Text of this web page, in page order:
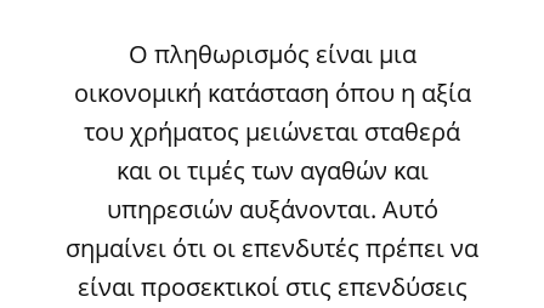
Ο πληθωρισμός είναι μια
οικονομική κατάσταση όπου η αξία
του χρήματος μειώνεται σταθερά
και οι τιμές των αγαθών και
υπηρεσιών αυξάνονται. Αυτό
σημαίνει ότι οι επενδυτές πρέπει να
είναι προσεκτικοί στις επενδύσεις